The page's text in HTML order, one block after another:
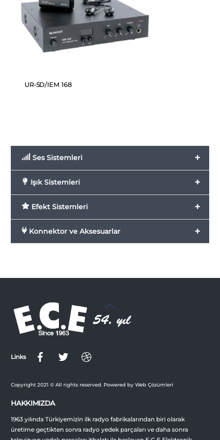
UR-5D/IEM 168
+
Ses Sistemleri
+
Işık Sistemleri
+
Efekt Sistemleri
+
Konnektor ve Aksesuarlar
Back
Top
Links
Copyright 2021 © All rights reserved. Powered by Web Çözümleri
HAKKIMIZDA
1963 yılında Türkiyemizin ilk radyo fabrikalarından biri olarak
üretime geçtikten sonra radyo yedek parçaları ve daha sonra